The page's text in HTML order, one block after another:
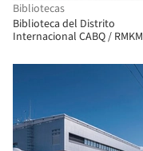
Bibliotecas
Biblioteca del Distrito
Internacional CABQ / RMKM